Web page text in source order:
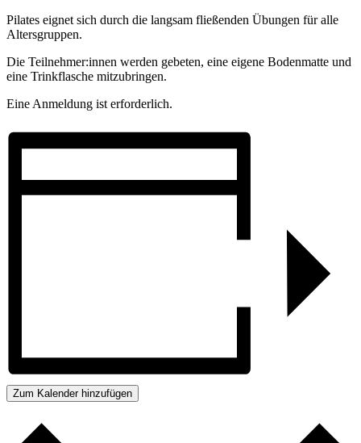
Pilates eignet sich durch die langsam fließenden Übungen für alle
Altersgruppen.
Die Teilnehmer:innen werden gebeten, eine eigene Bodenmatte und
eine Trinkflasche mitzubringen.
Eine Anmeldung ist erforderlich.
Zum Kalender hinzufügen